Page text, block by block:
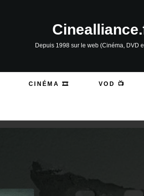
Depuis 1998 sur le web (Cinéma, DVD
CINÉMA 🎞️ VOD 📺